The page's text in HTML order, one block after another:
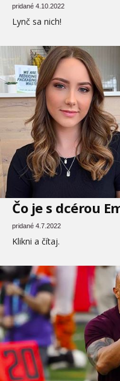
pridané 4.10.2022
Lynč sa nich!
Čo je s dcérou
pridané 4.7.2022
Klikni a čítaj.